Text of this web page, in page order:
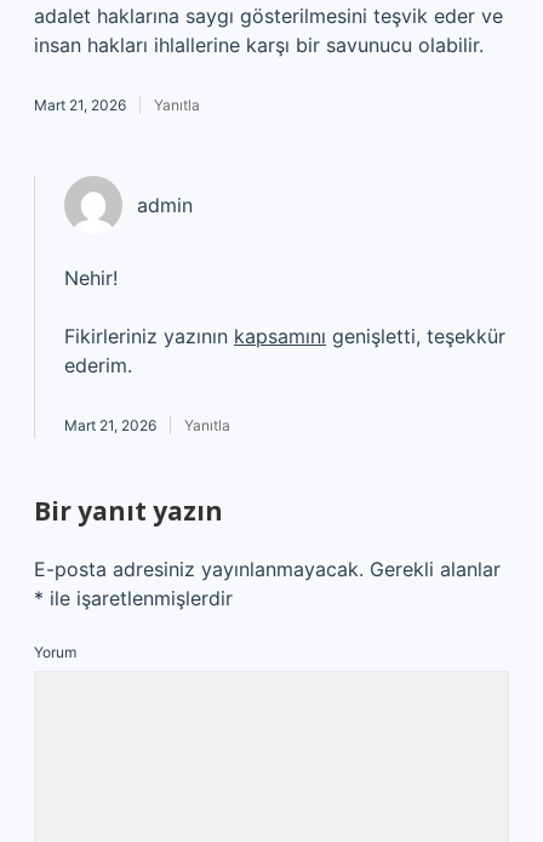
adalet haklarına saygı gösterilmesini teşvik eder ve
insan hakları ihlallerine karşı bir savunucu olabilir.
Mart 21, 2026 Yanıtla
admin
Nehir!
Fikirleriniz yazının kapsamını genişletti, teşekkür
ederim.
Mart 21, 2026 Yanıtla
Bir yanıt yazın
E-posta adresiniz yayınlanmayacak. Gerekli alanlar
* ile işaretlenmişlerdir
Yorum